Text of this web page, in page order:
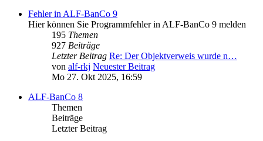
Fehler in ALF-BanCo 9
Hier können Sie Programmfehler in ALF-BanCo 9 melden
195 Themen
927 Beiträge
Letzter Beitrag Re: Der Objektverweis wurde n…
von alf-rkj Neuester Beitrag
Mo 27. Okt 2025, 16:59
ALF-BanCo 8
Themen
Beiträge
Letzter Beitrag